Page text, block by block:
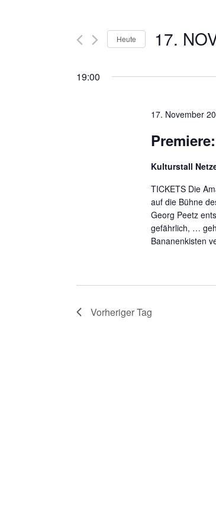
Heute 17.
wählen.
19:00
17. November
Kulturstall
TICKETS Die
auf die Bühne
Georg Peetz
gefährlich, …
Bananenkisten
Vorheriger Tag